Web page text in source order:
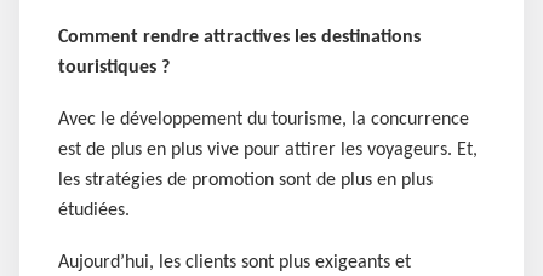
Comment rendre attractives les destinations
touristiques ?
Avec le développement du tourisme, la concurrence
est de plus en plus vive pour attirer les voyageurs. Et,
les stratégies de promotion sont de plus en plus
étudiées.
Aujourd’hui, les clients sont plus exigeants et